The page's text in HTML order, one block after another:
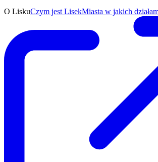
O LiskuCzym jest LisekMiasta w jakich